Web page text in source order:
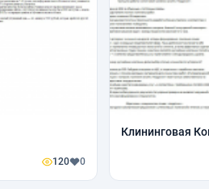
120 0
Клининговая